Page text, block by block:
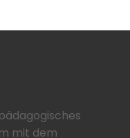
mit dem